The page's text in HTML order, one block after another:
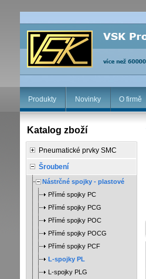
Produkty Novinky O firmě
Katalog zboží
Pneumatické prvky SMC
Šroubení
Nástrčné spojky - plastové
Přímé spojky PC
Přímé spojky PCG
Přímé spojky POC
Přímé spojky POCG
Přímé spojky PCF
L-spojky PL
L-spojky PLG